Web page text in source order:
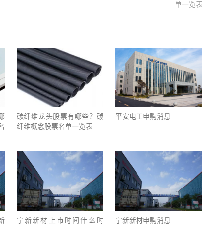
单一览表
碳纤维龙头股票有哪些？碳
纤维概念股票名单一览表
平安电工申购消息
宁新新材上市时间什么时
宁新新材申购消息